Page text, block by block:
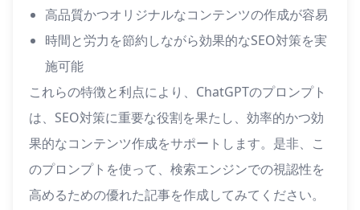
高品質かつオリジナルなコンテンツの作成が容易
時間と労力を節約しながら効果的なSEO対策を実
施可能
これらの特徴と利点により、ChatGPTのプロンプト
は、SEO対策に重要な役割を果たし、効率的かつ効
果的なコンテンツ作成をサポートします。是非、こ
のプロンプトを使って、検索エンジンでの視認性を
高めるための優れた記事を作成してみてください。